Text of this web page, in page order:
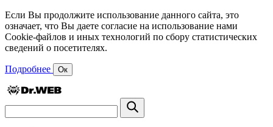
Если Вы продолжите использование данного сайта, это
означает, что Вы даете согласие на использование нами
Cookie-файлов и иных технологий по сбору статистических
сведений о посетителях.
Подробнее Ок